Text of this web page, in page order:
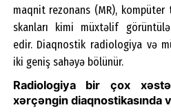
maqnit rezonans (MR), kompüter
skanları kimi müxtəlif
edir. Diaqnostik radiologiya və
iki geniş sahəyə bölünür.
Radiologiya bir çox
xərçəngin diaqnostikasında